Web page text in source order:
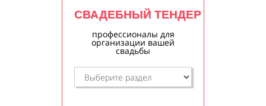
СВАДЕБНЫЙ ТЕНДЕР
профессионалы для
организации вашей
свадьбы